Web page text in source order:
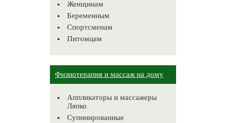
Женщинам
Беременным
Спортсменам
Питомцам
Физиотерапия и массаж на дому
Аппликаторы и массажеры
Ляпко
Супинированные